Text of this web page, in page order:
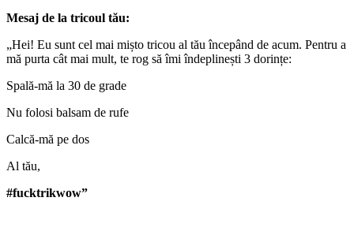
Mesaj de la tricoul tău:
„Hei! Eu sunt cel mai mișto tricou al tău începând de acum. Pentru a
mă purta cât mai mult, te rog să îmi îndeplinești 3 dorințe:
Spală-mă la 30 de grade
Nu folosi balsam de rufe
Calcă-mă pe dos
Al tău,
#fucktrikwow”